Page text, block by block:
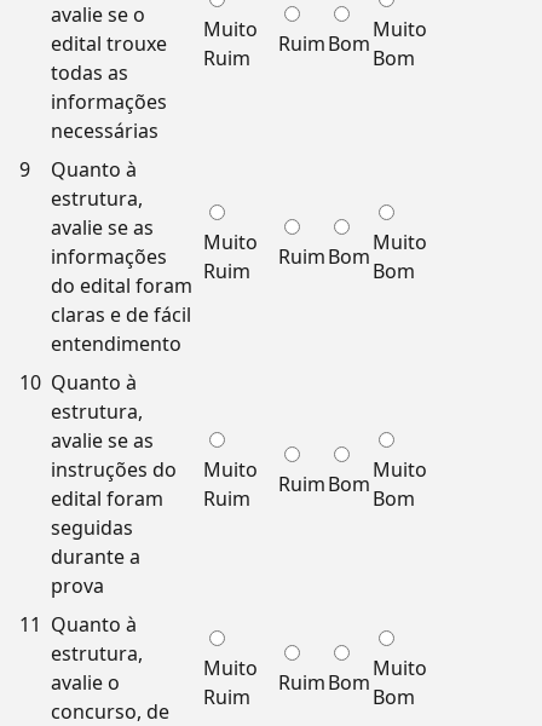
avalie se o
edital trouxe
todas as
informações
necessárias
Muito
Ruim
RuimBom
Muito
Bom
9
Quanto à
estrutura,
avalie se as
informações
do edital foram
claras e de fácil
entendimento
Muito
Ruim
RuimBom
Muito
Bom
10 Quanto à
estrutura,
avalie se as
instruções do
edital foram
seguidas
durante a
prova
Muito
Ruim
RuimBom
Muito
Bom
11 Quanto à
estrutura,
avalie o
concurso, de
Muito
Ruim
RuimBom
Muito
Bom